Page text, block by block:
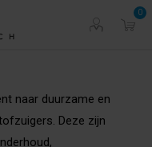
0
naar duurzame en
Deze zijn